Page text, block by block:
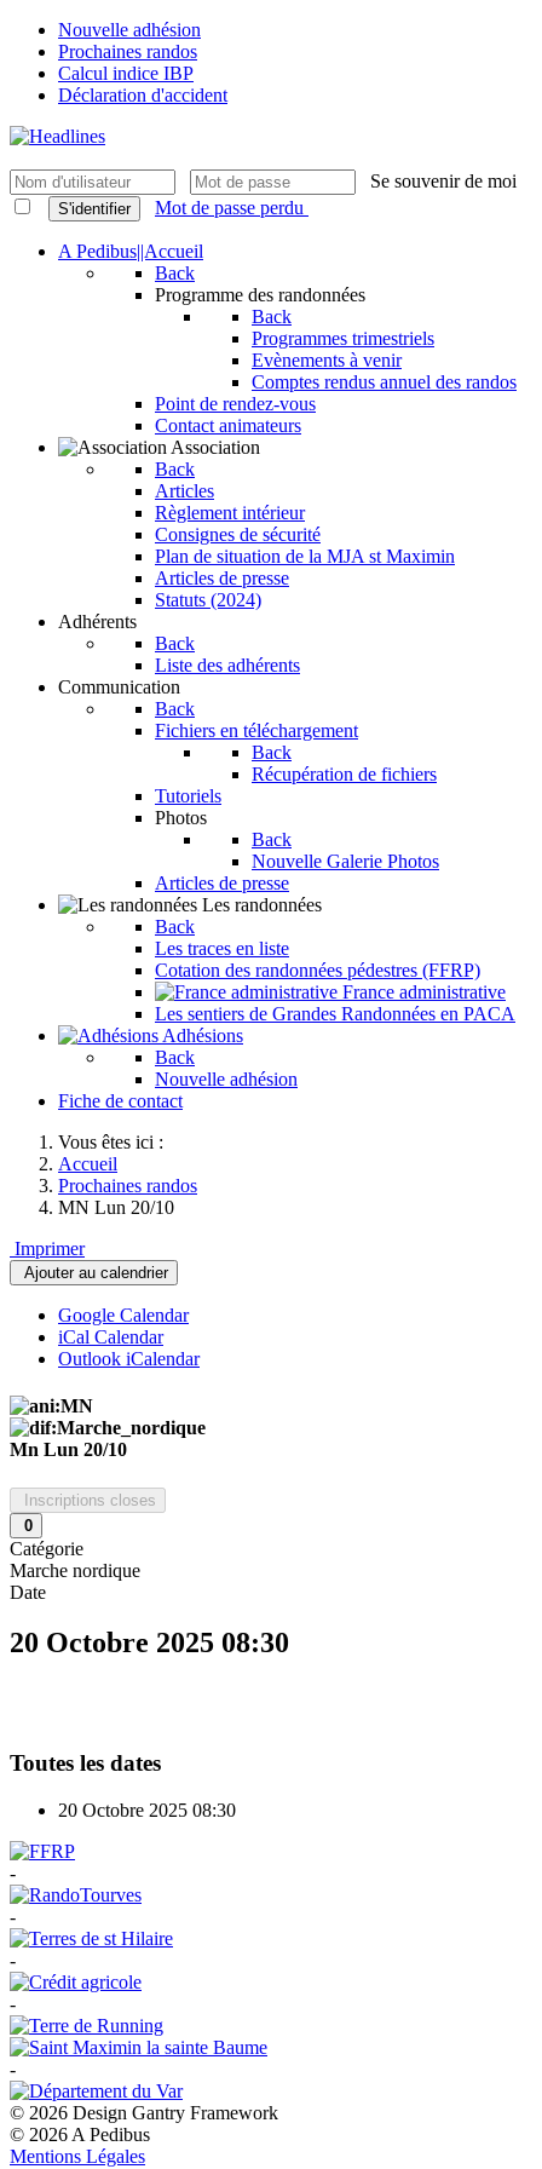
Nouvelle adhésion
Prochaines randos
Calcul indice IBP
Déclaration d'accident
Se souvenir de moi
S'identifier Mot de passe perdu
A Pedibus||Accueil
Back
Programme des randonnées
Back
Programmes trimestriels
Evènements à venir
Comptes rendus annuel des randos
Point de rendez-vous
Contact animateurs
Association
Back
Articles
Règlement intérieur
Consignes de sécurité
Plan de situation de la MJA st Maximin
Articles de presse
Statuts (2024)
Adhérents
Back
Liste des adhérents
Communication
Back
Fichiers en téléchargement
Back
Récupération de fichiers
Tutoriels
Photos
Back
Nouvelle Galerie Photos
Articles de presse
Les randonnées
Back
Les traces en liste
Cotation des randonnées pédestres (FFRP)
France administrative
Les sentiers de Grandes Randonnées en PACA
Adhésions
Back
Nouvelle adhésion
Fiche de contact
Vous êtes ici :
Accueil
Prochaines randos
MN Lun 20/10
Imprimer
Ajouter au calendrier
Google Calendar
iCal Calendar
Outlook iCalendar
Mn Lun 20/10
Inscriptions closes
0
Catégorie
Marche nordique
Date
20 Octobre 2025 08:30
Toutes les dates
20 Octobre 2025 08:30
-
-
-
-
-
© 2026 Design Gantry Framework
© 2026 A Pedibus
Mentions Légales